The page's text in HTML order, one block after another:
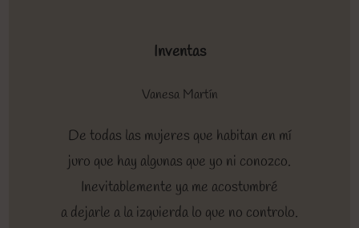
Inventas
Vanesa Martín
De todas las mujeres que habitan en mí
juro que hay algunas que yo ni conozco.
Inevitablemente ya me acostumbré
a dejarle a la izquierda lo que no controlo.